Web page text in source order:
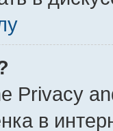
Privacy
в